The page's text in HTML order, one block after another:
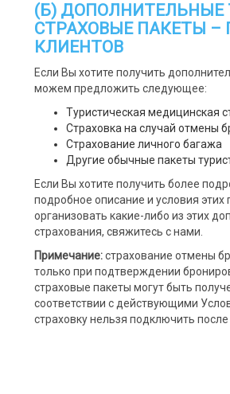
(Б) ДОПОЛНИТЕЛЬНЫЕ
СТРАХОВЫЕ ПАКЕТЫ
КЛИЕНТОВ
Если Вы хотите получить
можем предложить следующее:
Туристическая медицинская
Страховка на случай отмены
Страхование личного багажа
Другие обычные пакеты
Если Вы хотите получить более
подробное описание и условия этих
организовать какие-либо из этих
страхования, свяжитесь с нами.
Примечание:страхование отмены
только при подтверждении
страховые пакеты могут быть
соответствии с действующими
страховку нельзя подключить